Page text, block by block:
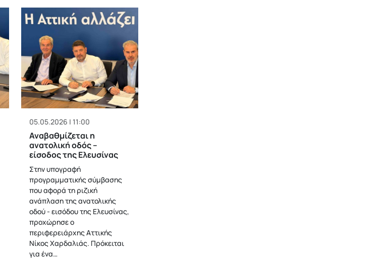
05.05.2026 | 11:00
Αναβαθμίζεται η
ανατολική οδός –
είσοδος της Ελευσίνας
Στην υπογραφή
προγραμματικής σύμβασης
που αφορά τη ριζική
ανάπλαση της ανατολικής
οδού - εισόδου της Ελευσίνας,
προχώρησε ο
περιφερειάρχης Αττικής
Νίκος Χαρδαλιάς. Πρόκειται
για ένα…